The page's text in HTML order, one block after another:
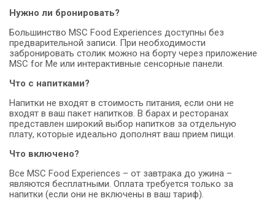
Нужно ли бронировать?
Большинство MSC Food Experiences доступны без
предварительной записи. При необходимости
забронировать столик можно на борту через приложение
MSC for Me или интерактивные сенсорные панели.
Что с напитками?
Напитки не входят в стоимость питания, если они не
входят в ваш пакет напитков. В барах и ресторанах
представлен широкий выбор напитков за отдельную
плату, которые идеально дополнят ваш прием пищи.
Что включено?
Все MSC Food Experiences – от завтрака до ужина –
являются бесплатными. Оплата требуется только за
напитки (если они не включены в ваш тариф).